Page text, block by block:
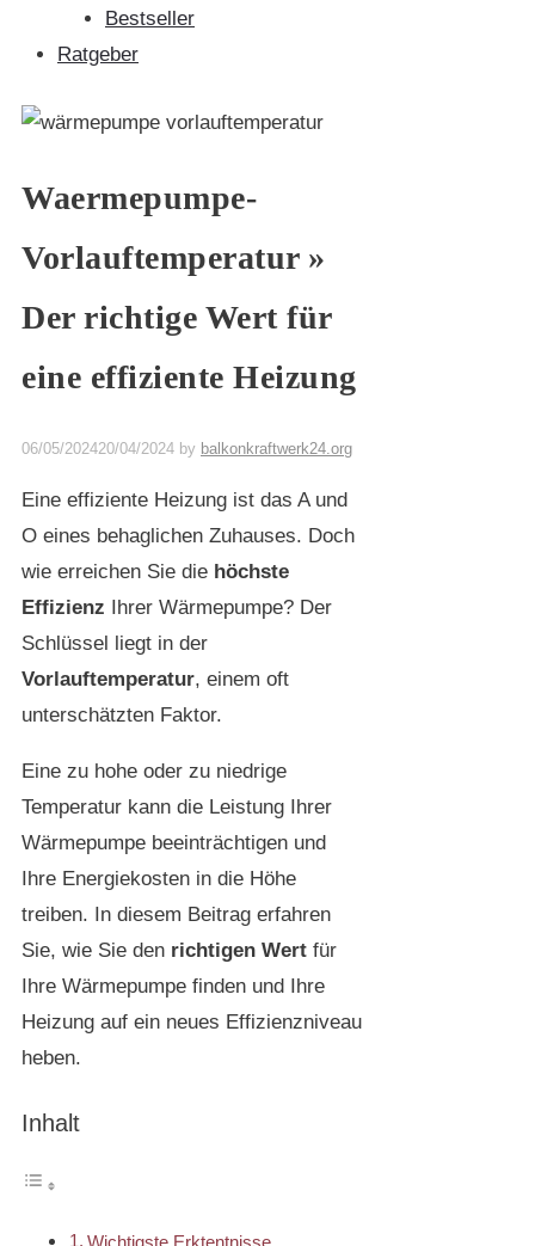
Bestseller
Ratgeber
Waermepumpe-
Vorlauftemperatur »
Der richtige Wert für
eine effiziente Heizung
06/05/202420/04/2024 by balkonkraftwerk24.org
Eine effiziente Heizung ist das A und
O eines behaglichen Zuhauses. Doch
wie erreichen Sie die höchste
Effizienz Ihrer Wärmepumpe? Der
Schlüssel liegt in der
Vorlauftemperatur, einem oft
unterschätzten Faktor.
Eine zu hohe oder zu niedrige
Temperatur kann die Leistung Ihrer
Wärmepumpe beeinträchtigen und
Ihre Energiekosten in die Höhe
treiben. In diesem Beitrag erfahren
Sie, wie Sie den richtigen Wert für
Ihre Wärmepumpe finden und Ihre
Heizung auf ein neues Effizienzniveau
heben.
Inhalt